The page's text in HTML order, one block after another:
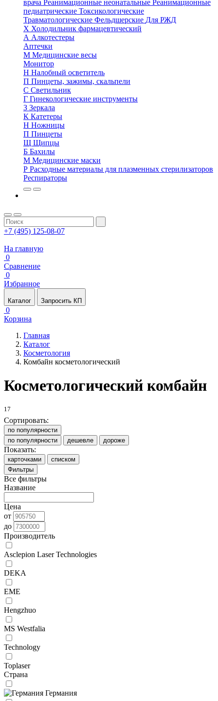
врача Реанимационные неонатальные Реанимационные
педиатрические Токсикологические
Травматологические Фельдшерские Для РЖД
Х Холодильник фармацевтический
А Алкотестеры
Аптечки
М Медицинские весы
Монитор
Н Налобный осветитель
П Пинцеты, зажимы, скальпели
С Светильник
Г Гинекологические инструменты
З Зеркала
К Катетеры
Н Ножницы
П Пинцеты
Щ Щипцы
Б Бахилы
М Медицинские маски
Р Расходные материалы для плазменных стерилизаторов
Респираторы
+7 (495) 125-08-07
На главную
0
Сравнение
0
Избранное
Каталог Запросить КП
0
Корзина
Главная
Каталог
Косметология
Комбайн косметологический
Косметологический комбайн
17
Сортировать:
по популярности
по популярности
дешевле дороже
Показать:
карточками
списком
Фильтры
Все фильтры
Название
Цена
от
до
Производитель
Asclepion Laser Technologies
DEKA
EME
Hengzhuo
MS Westfalia
Technology
Toplaser
Страна
Германия